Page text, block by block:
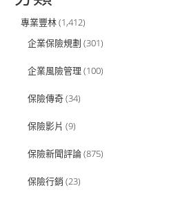
專業豐林(1,412)
企業保險規劃 (301)
企業風險管理 (100)
保險傳奇(34)
保險影片 (9)
保險新聞評論(875)
保險行銷 (23)